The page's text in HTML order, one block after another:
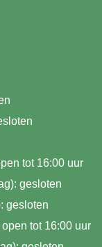
tot 16:00 uur
gesloten
gesloten
tot 16:00 uur